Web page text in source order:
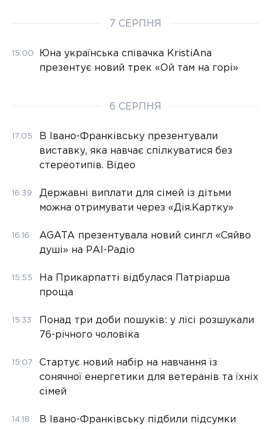
7 СЕРПНЯ
15:00
Юна українська співачка KristiAna
презентує новий трек «Ой там на горі»
6 СЕРПНЯ
17:05
В Івано-Франківську презентували
виставку, яка навчає спілкуватися без
стереотипів. Відео
16:39
Державні виплати для сімей із дітьми
можна отримувати через «Дія.Картку»
16:16
AGATA презентувала новий сингл «Сяйво
душі» на РАІ-Радіо
15:55
На Прикарпатті відбулася Патріарша
проща
15:33
Понад три доби пошуків: у лісі розшукали
76-річного чоловіка
15:07
Стартує новий набір на навчання із
сонячної енергетики для ветеранів та їхніх
сімей
14:18
В Івано-Франківську підбили підсумки